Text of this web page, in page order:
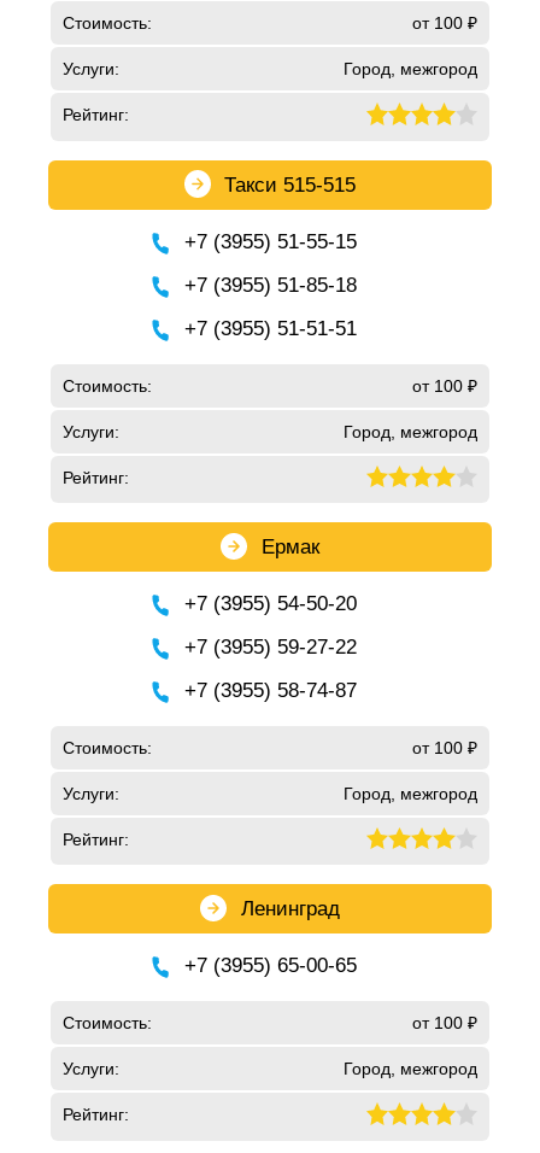
Стоимость: от 100 ₽
Услуги: Город, межгород
Рейтинг:
Такси 515-515
+7 (3955) 51-55-15
+7 (3955) 51-85-18
+7 (3955) 51-51-51
Стоимость: от 100 ₽
Услуги: Город, межгород
Рейтинг:
Ермак
+7 (3955) 54-50-20
+7 (3955) 59-27-22
+7 (3955) 58-74-87
Стоимость: от 100 ₽
Услуги: Город, межгород
Рейтинг:
Ленинград
+7 (3955) 65-00-65
Стоимость: от 100 ₽
Услуги: Город, межгород
Рейтинг: